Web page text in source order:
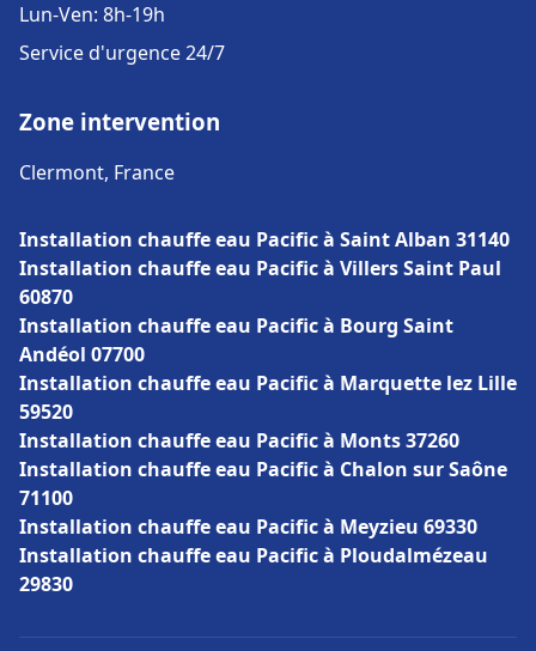
Lun-Ven: 8h-19h
Service d'urgence 24/7
Zone intervention
Clermont, France
Installation chauffe eau Pacific à Saint Alban 31140
Installation chauffe eau Pacific à Villers Saint Paul
60870
Installation chauffe eau Pacific à Bourg Saint
Andéol 07700
Installation chauffe eau Pacific à Marquette lez Lille
59520
Installation chauffe eau Pacific à Monts 37260
Installation chauffe eau Pacific à Chalon sur Saône
71100
Installation chauffe eau Pacific à Meyzieu 69330
Installation chauffe eau Pacific à Ploudalmézeau
29830